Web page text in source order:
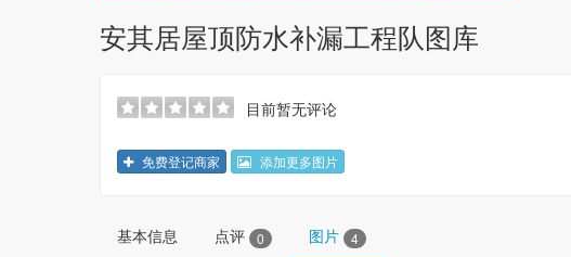
安其居屋顶防水补漏工程队图库
目前暂无评论
免费登记商家 添加更多图片
基本信息 点评 0 图片 4